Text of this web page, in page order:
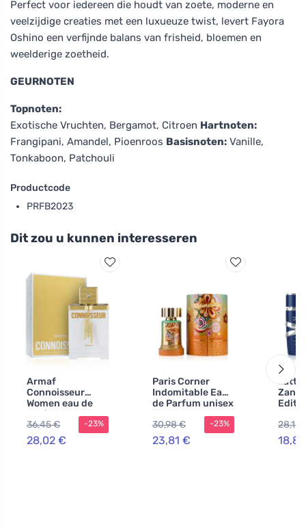
Perfect voor iedereen die houdt van zoete, moderne en
veelzijdige creaties met een luxueuze twist, levert Fayora
Oshino een verfijnde balans van frisheid, bloemen en
weelderige zoetheid.
GEURNOTEN
Topnoten:
Exotische Vruchten, Bergamot, Citroen Hartnoten:
Frangipani, Amandel, Pioenroos Basisnoten: Vanille,
Tonkaboon, Patchouli
Productcode
PRFB2023
Dit zou u kunnen interesseren
Armaf
Connoisseur
Women eau de
parfum voor
vrouwen 100 ml
36,45 €
28,02 €
-23%
Paris Corner
Indomitable Eau
de Parfum unisex
30,98 €
23,81 €
-23%
heren
28,12